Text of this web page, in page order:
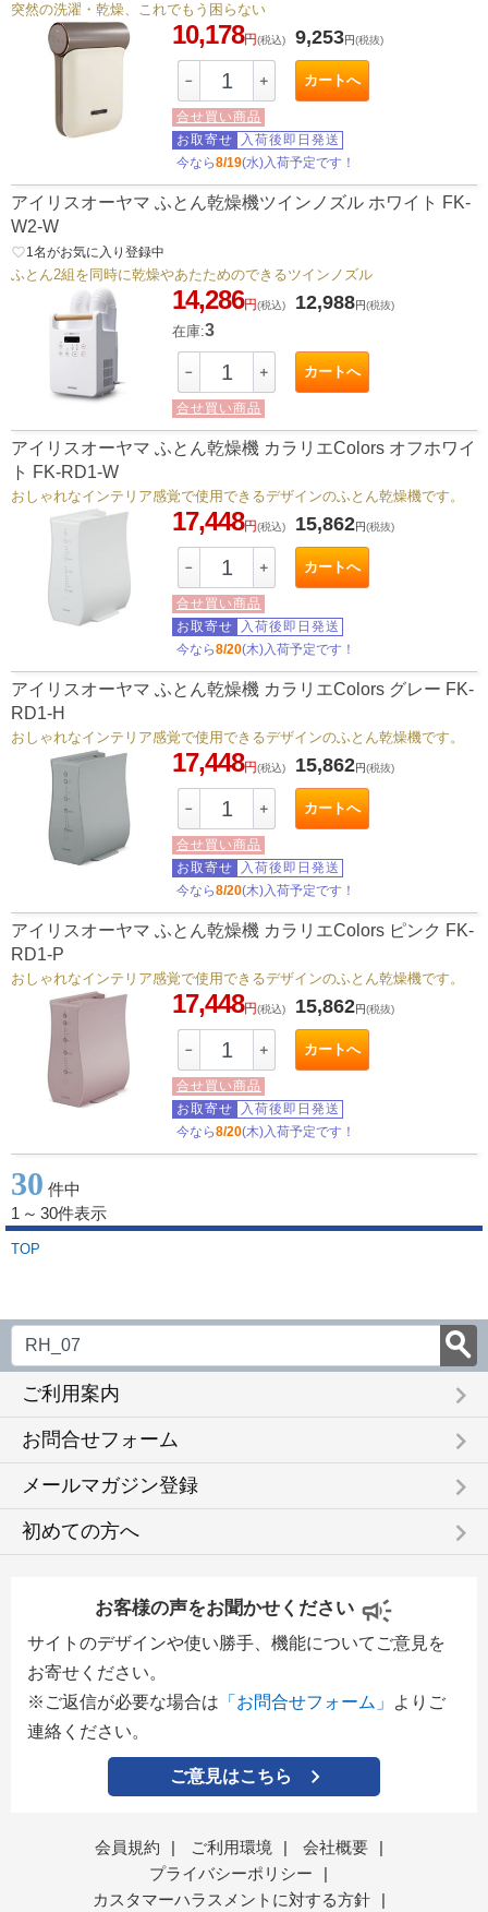
突然の洗濯・乾燥、これでもう困らない
10,178円(税込) 9,253円(税抜)
－ ＋ カートへ
合せ買い商品
お取寄せ
入荷後即日発送
今なら8/19(水)入荷予定です！
アイリスオーヤマ ふとん乾燥機ツインノズル ホワイト FK-
W2-W
favorite_border1名がお気に入り登録中
ふとん2組を同時に乾燥やあたためのできるツインノズル
14,286円(税込) 12,988円(税抜)
在庫:3
－ ＋ カートへ
合せ買い商品
アイリスオーヤマ ふとん乾燥機 カラリエColors オフホワイ
ト FK-RD1-W
おしゃれなインテリア感覚で使用できるデザインのふとん乾燥機です。
17,448円(税込) 15,862円(税抜)
－ ＋ カートへ
合せ買い商品
お取寄せ
入荷後即日発送
今なら8/20(木)入荷予定です！
アイリスオーヤマ ふとん乾燥機 カラリエColors グレー FK-
RD1-H
おしゃれなインテリア感覚で使用できるデザインのふとん乾燥機です。
17,448円(税込) 15,862円(税抜)
－ ＋ カートへ
合せ買い商品
お取寄せ
入荷後即日発送
今なら8/20(木)入荷予定です！
アイリスオーヤマ ふとん乾燥機 カラリエColors ピンク FK-
RD1-P
おしゃれなインテリア感覚で使用できるデザインのふとん乾燥機です。
17,448円(税込) 15,862円(税抜)
－ ＋ カートへ
合せ買い商品
お取寄せ
入荷後即日発送
今なら8/20(木)入荷予定です！
30 件中
1 ～ 30件表示
TOP
ご利用案内 keyboard_arrow_right
お問合せフォーム keyboard_arrow_right
メールマガジン登録 keyboard_arrow_right
初めての方へ keyboard_arrow_right
お客様の声をお聞かせください
サイトのデザインや使い勝手、機能についてご意見を
お寄せください。
※ご返信が必要な場合は 「お問合せフォーム」
よりご
連絡ください。
ご意見はこちら
会員規約 | ご利用環境 | 会社概要
|
プライバシーポリシー
|
カスタマーハラスメントに対する方針
|